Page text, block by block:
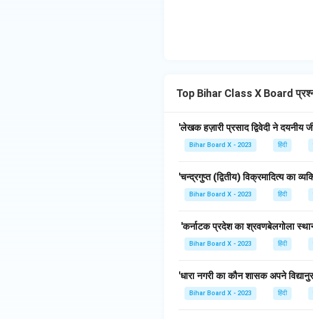
Top Bihar Class X Board
'लेखक हज़ारी प्रसाद द्विवेदी ने दयनीय
Bihar Board X - 2023 हिंदी
'चन्द्रगुप्त (द्वितीय) विक्रमादित्य का
Bihar Board X - 2023 हिंदी
'कर्नाटक प्रदेश का श्रवणबेलगोला
Bihar Board X - 2023 हिंदी
'धारा नगरी का कौन शासक अपने
Bihar Board X - 2023 हिंदी